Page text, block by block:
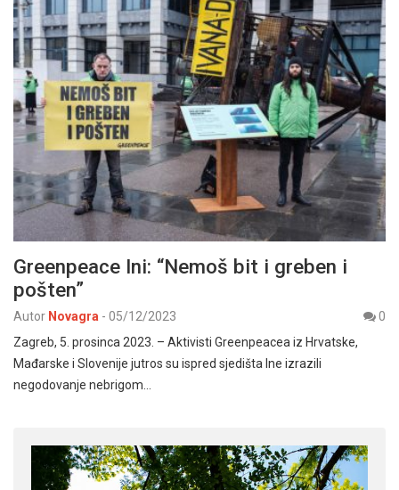
Greenpeace Ini: “Nemoš bit i greben i
pošten”
Autor Novagra - 05/12/2023
0
Zagreb, 5. prosinca 2023. – Aktivisti Greenpeacea iz Hrvatske,
Mađarske i Slovenije jutros su ispred sjedišta Ine izrazili
negodovanje nebrigom…